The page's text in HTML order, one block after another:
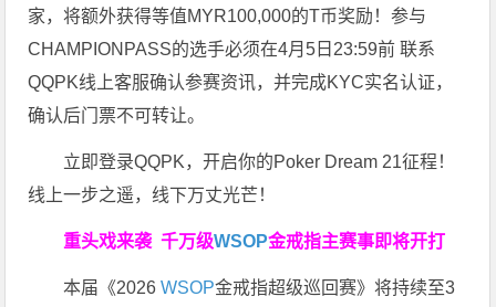
家，将额外获得等值MYR100,000的T币奖励！参与
CHAMPIONPASS的选手必须在4月5日23:59前 联系
QQPK线上客服确认参赛资讯，并完成KYC实名认证，
确认后门票不可转让。
立即登录QQPK，开启你的Poker Dream 21征程！
线上一步之遥，线下万丈光芒！
重头戏来袭千万级WSOP金戒指主赛事即将开打
本届《2026WSOP金戒指超级巡回赛》将持续至3